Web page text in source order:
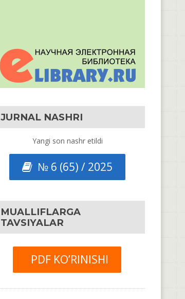
JURNAL NASHRI
Yangi son nashr etildi
№ 6 (65) / 2025
MUALLIFLARGA
TAVSIYALAR
PDF KO’RINISHI